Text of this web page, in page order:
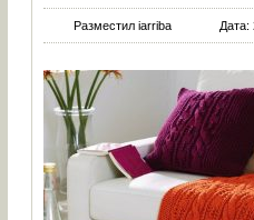
Разместил iarriba Дата: